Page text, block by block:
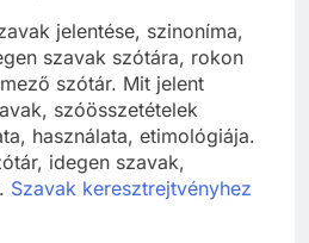
jelentése, szinoníma,
szavak szótára, rokon
szótár. Mit jelent
szóösszetételek
használata, etimológiája.
idegen szavak,
Szavak keresztrejtvényhez